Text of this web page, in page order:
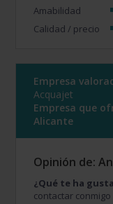
Amabilidad
Calidad / precio
Empresa
Acquajet
Empresa que
Alicante
Opinión de:
¿Qué te ha
contactar conmigo